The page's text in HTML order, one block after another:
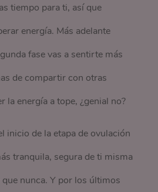
tiempo para ti, así que
energía. Más adelante
fase vas a sentirte más
de compartir con otras
la energía a tope, ¿genial no?
inicio de la etapa de ovulación
tranquila, segura de ti misma
nunca. Y por los últimos